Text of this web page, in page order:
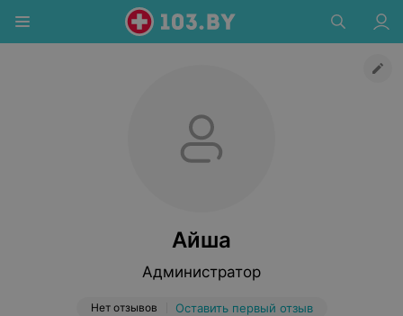
Айша
Администратор
Нет отзывов Оставить первый отзыв